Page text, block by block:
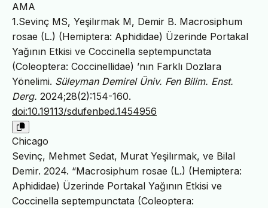
AMA
1.Sevinç MS, Yeşilırmak M, Demir B. Macrosiphum
rosae (L.) (Hemiptera: Aphididae) Üzerinde Portakal
Yağının Etkisi ve Coccinella septempunctata
(Coleoptera: Coccinellidae) ’nın Farklı Dozlara
Yönelimi. Süleyman Demirel Üniv. Fen Bilim. Enst.
Derg. 2024;28(2):154-160.
doi:10.19113/sdufenbed.1454956
Chicago
Sevinç, Mehmet Sedat, Murat Yeşilırmak, ve Bilal
Demir. 2024. “Macrosiphum rosae (L.) (Hemiptera:
Aphididae) Üzerinde Portakal Yağının Etkisi ve
Coccinella septempunctata (Coleoptera: